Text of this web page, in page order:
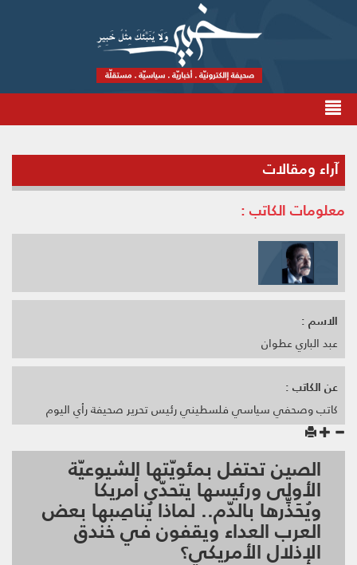
آراء ومقالات
معلومات الكاتب :
الاسم :
عبد الباري عطوان
عن الكاتب :
كاتب وصحفي سياسي فلسطيني رئيس تحرير صحيفة رأي اليوم
الصين تحتفل بمئويّتها الشيوعيّة
الأولى ورئيسها يتحدّى أمريكا
ويُحَذِّرها بالدّم.. لماذا يُناصِبها بعض
العرب العداء ويقفون في خندق
الإذلال الأمريكي؟